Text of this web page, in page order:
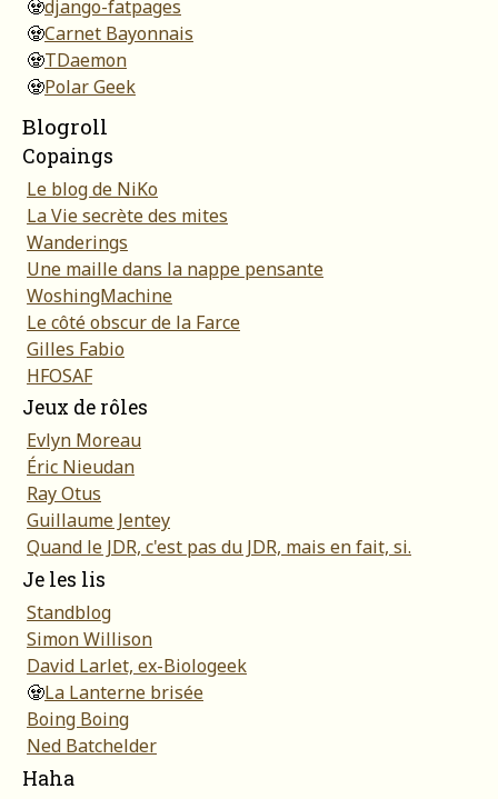
🧟django-fatpages
🧟Carnet Bayonnais
🧟TDaemon
🧟Polar Geek
Blogroll
Copaings
Le blog de NiKo
La Vie secrète des mites
Wanderings
Une maille dans la nappe pensante
WoshingMachine
Le côté obscur de la Farce
Gilles Fabio
HFOSAF
Jeux de rôles
Evlyn Moreau
Éric Nieudan
Ray Otus
Guillaume Jentey
Quand le JDR, c'est pas du JDR, mais en fait, si.
Je les lis
Standblog
Simon Willison
David Larlet, ex-Biologeek
🧟La Lanterne brisée
Boing Boing
Ned Batchelder
Haha